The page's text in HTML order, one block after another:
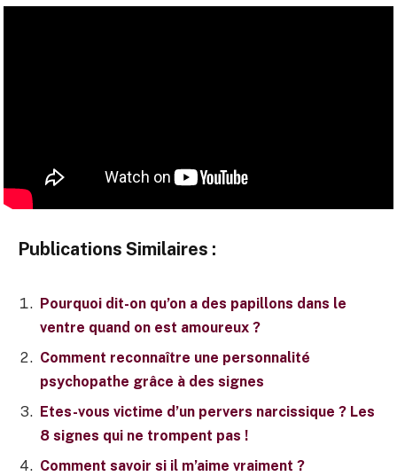
Publications Similaires :
Pourquoi dit-on qu’on a des papillons dans le
ventre quand on est amoureux ?
Comment reconnaître une personnalité
psychopathe grâce à des signes
Etes-vous victime d’un pervers narcissique ? Les
8 signes qui ne trompent pas !
Comment savoir si il m’aime vraiment ?